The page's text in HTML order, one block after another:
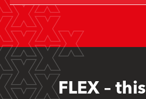
FLEX –